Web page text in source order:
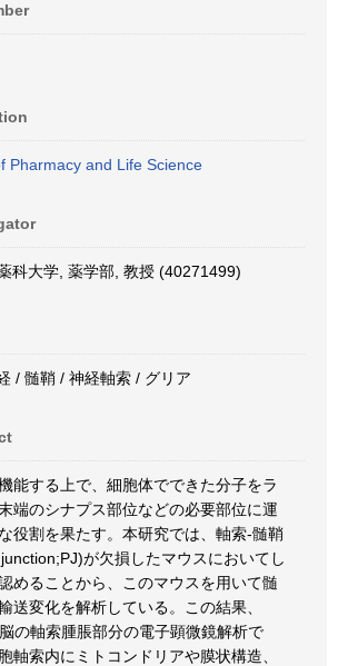
Pharmacy and Life Science
科大学, 薬学部, 教授 (40271499)
/ 髄鞘 / 神経軸索 / グリア
能する上で、細胞体でできた分子をラ
端のシナプス部位などの必要部位に運
役割を果たす。本研究では、軸索-髄鞘
が欠損したマウスにおいてし
めることから、このマウスを用いて髄
送変化を解析している。この結果、
の軸索腫脹部分の電子顕微鏡解析で
軸索内にミトコンドリアや膜状構造、